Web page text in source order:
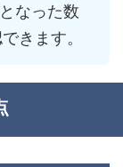
なった数
きます。